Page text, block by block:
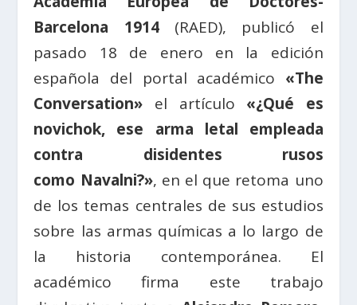
Barcelona 1914(RAED), publicó el
pasado 18 de enero en la edición
española del portal académico «The
Conversation» el artículo «¿Qué es
novichok, ese arma letal empleada
contra disidentes rusos
como Navalni?», en el que retoma uno
de los temas centrales de sus estudios
sobre las armas químicas a lo largo de
la historia contemporánea. El
académico firma este trabajo